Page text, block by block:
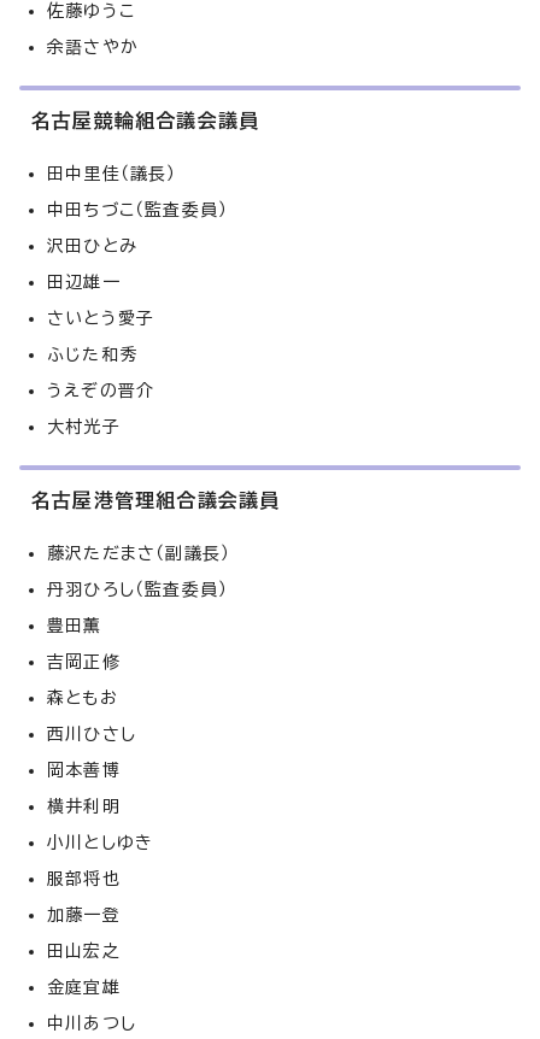
佐藤ゆうこ
余語さやか
名古屋競輪組合議会議員
田中里佳（議長）
中田ちづこ（監査委員）
沢田ひとみ
田辺雄一
さいとう愛子
ふじた和秀
うえぞの晋介
大村光子
名古屋港管理組合議会議員
藤沢ただまさ（副議長）
丹羽ひろし（監査委員）
豊田薫
吉岡正修
森ともお
西川ひさし
岡本善博
横井利明
小川としゆき
服部将也
加藤一登
田山宏之
金庭宜雄
中川あつし